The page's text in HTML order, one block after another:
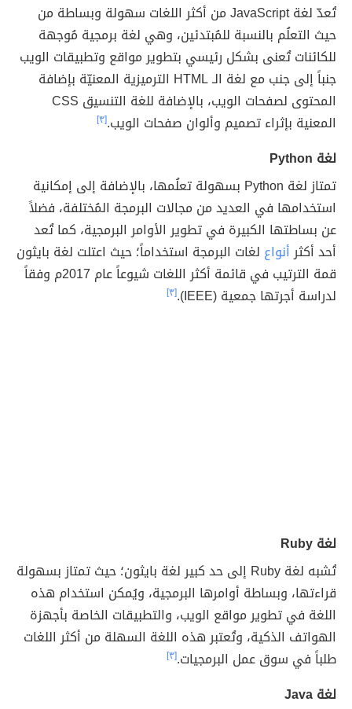
تُعدّ لغة JavaScript من أكثر اللغات سهولة وبساطة من
حيث التعلُم بالنسبة للمُبتدئين، وهي لغة برمجية مُوجهة
للكائنات تُعنى بشكل رئيسي بتطوير مواقع وتطبيقات الويب
جنباً إلى جنب مع لغة الـ HTML الترميزية المعنيّة بإضافة
المحتوى لصفحات الويب، بالإضافة للغة التنسيق CSS
المعنية بإثراء تصميم وألوان صفحات الويب.[٣]
لغة Python
تمتاز لغة Python بسهولة تعلُمها، بالإضافة إلى إمكانية
استخدامها في العديد من مجالات البرمجة المُختلفة، فضلاً
عن بساطتها الكبيرة في تطوير الأوامر البرمجية، كما تُعد
أحد أكثرأنواع لغات البرمجة استخداماً؛ حيث اعتلت لغة بايثون
قمة الترتيب في قائمة أكثر اللغات شيوعاً عام 2017م وفقاً
لدراسة أجرتها جمعية (IEEE).
[٣]
لغة Ruby
تُشبه لغة Ruby إلى حد كبير لغة بايثون؛ حيث تمتاز بسهولة
قراءتها، وبساطة أوامرها البرمجية، ويُمكن استخدام هذه
اللغة في تطوير مواقع الويب، والتطبيقات الخاصة بأجهزة
الهواتف الذكية، وتُعتبر هذه اللغة السهلة من أكثر اللغات
طلباً في سوق عمل البرمجيات.[٣]
لغة Java